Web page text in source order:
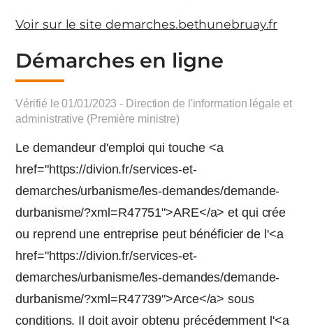
Voir sur le site demarches.bethunebruay.fr
Démarches en ligne
Vérifié le 01/01/2023 - Direction de l'information légale et
administrative (Première ministre)
Le demandeur d'emploi qui touche <a
href="https://divion.fr/services-et-
demarches/urbanisme/les-demandes/demande-
durbanisme/?xml=R47751">ARE</a> et qui crée
ou reprend une entreprise peut bénéficier de l'<a
href="https://divion.fr/services-et-
demarches/urbanisme/les-demandes/demande-
durbanisme/?xml=R47739">Arce</a> sous
conditions. Il doit avoir obtenu précédemment l'<a